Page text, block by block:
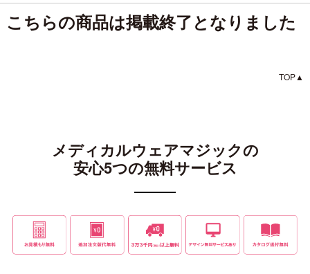
こちらの商品は掲載終了となりました
TOP▲
メディカルウェアマジックの
安心5つの無料サービス